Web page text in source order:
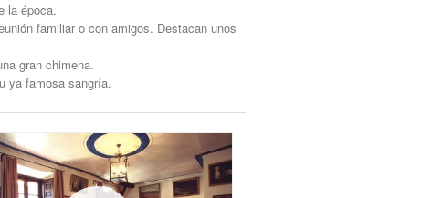
la época.
familiar o con amigos. Destacan unos
gran chimena.
ya famosa sangría.